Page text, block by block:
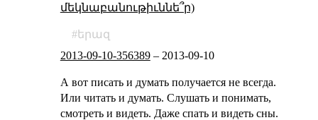
մեկնաբանութիւննե՞ր)
երազ
2013-09-10-356389– 2013-09-10
А вот писать и думать получается не всегда.
Или читать и думать. Слушать и понимать,
смотреть и видеть. Даже спать и видеть сны.